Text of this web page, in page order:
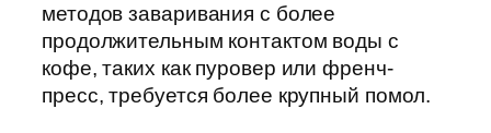
методов заваривания с более
продолжительным контактом воды с
кофе, таких как пуровер или френч-
пресс, требуется более крупный помол.